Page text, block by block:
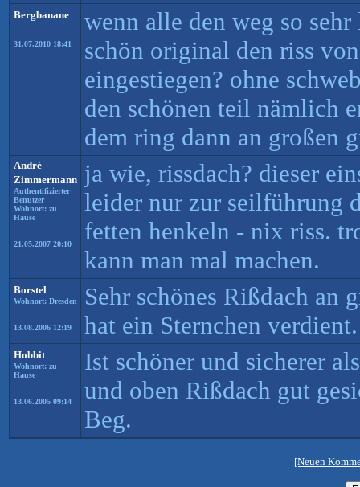
Bergbanane
31.07.2010 18:41
wenn alle den weg so
schön original den riss
eingestiegen? ohne
den schönen teil nämlich
dem ring dann an großen
André
Zimmermann
Authentifizierter
Benutzer
Wohnort: zu
Hause
21.05.2007 20:10
ja wie, rissdach? dieser
leider nur zur seilführung
fetten henkeln - nix riss.
kann man mal machen.
Borstel
Wohnort: Dresden
13.08.2006 12:19
Sehr schönes Rißdach an
hat ein Sternchen verdient.
Hobbit
Wohnort: zu
Hause
13.06.2005 09:14
Ist schöner und sicherer
und oben Rißdach gut
Beg.
[Neuen